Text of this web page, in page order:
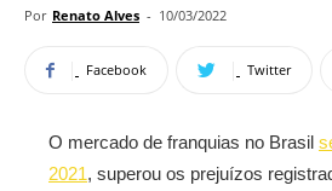
Por Renato Alves - 10/03/2022
Facebook Twitter
O mercado de franquias no Brasil
2021, superou os prejuízos